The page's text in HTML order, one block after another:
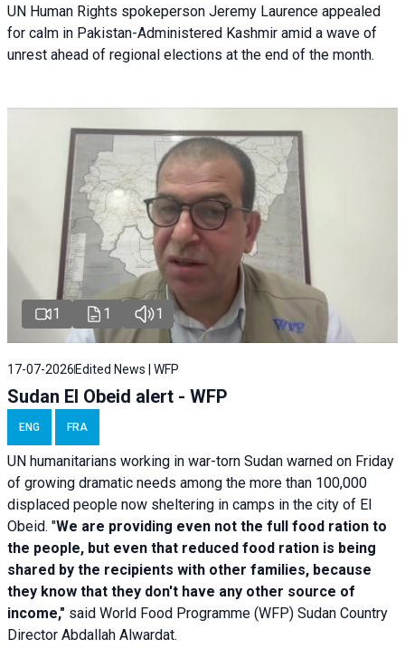
UN Human Rights spokeperson Jeremy Laurence appealed
for calm in Pakistan-Administered Kashmir amid a wave of
unrest ahead of regional elections at the end of the month.
1 1 1
17-07-2026 Edited News | WFP
Sudan El Obeid alert - WFP
ENG FRA
UN humanitarians working in war-torn Sudan warned on Friday
of growing dramatic needs among the more than 100,000
displaced people now sheltering in camps in the city of El
Obeid. "We are providing even not the full food ration to
the people, but even that reduced food ration is being
shared by the recipients with other families, because
they know that they don't have any other source of
income," said World Food Programme (WFP) Sudan Country
Director Abdallah Alwardat.